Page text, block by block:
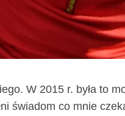
W 2015 r. była to
świadom co mnie